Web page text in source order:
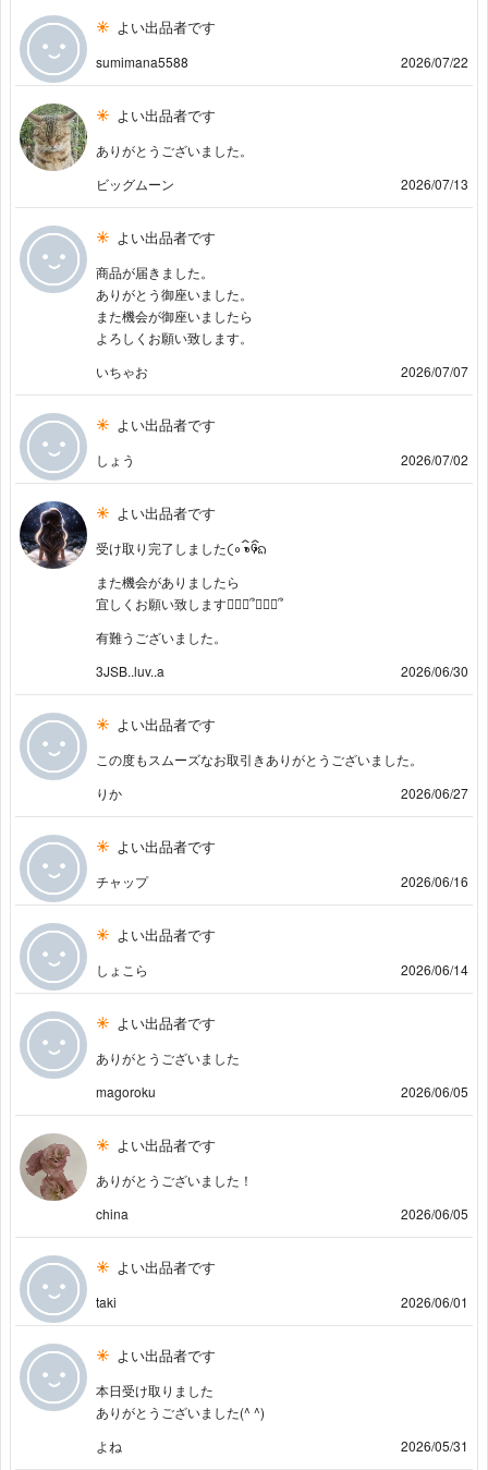
よい出品者です
sumimana5588 2026/07/22
よい出品者です
ありがとうございました。
ビッグムーン
2026/07/13
よい出品者です
商品が届きました。
ありがとう御座いました。
また機会が御座いましたら
よろしくお願い致します。
いちゃお
2026/07/07
よい出品者です
しょう 2026/07/02
よい出品者です
受け取り完了しました𛰙᭜𖫴𖫰𖫱𖫳𖫲𖫲𖫳𖫴𖫰𖫱꛰ ᭜𖫴𖫰𖫱𖫳𖫲𖫲𖫳𖫴𖫰𖫱꛰ʕᨦ
また機会がありましたら
宜しくお願い致します🙇🏻‍♀️՞🙇🏻‍♀️՞
有難うございました。
3JSB..luv..a
2026/06/30
よい出品者です
この度もスムーズなお取引きありがとうございました。
りか
2026/06/27
よい出品者です
チャップ 2026/06/16
よい出品者です
しょこら 2026/06/14
よい出品者です
ありがとうございました
magoroku
2026/06/05
よい出品者です
ありがとうございました！
china
2026/06/05
よい出品者です
taki 2026/06/01
よい出品者です
本日受け取りました
ありがとうございました(⁠^⁠ ^⁠)
よね
2026/05/31